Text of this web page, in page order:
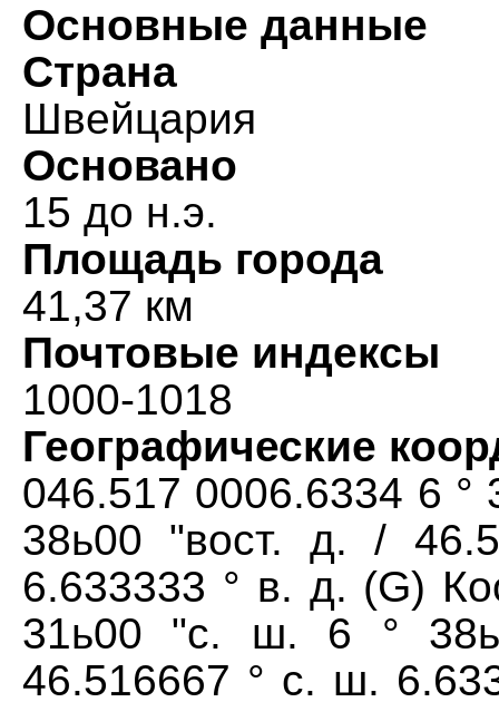
Основные данные
Страна
Швейцария
Основано
15 до н.э.
Площадь города
41,37 км
Почтовые индексы
1000-1018
Географические
046.517 0006.6334 6 °
38ь00 "вост. д. /
6.633333 ° в. д. (G)
31ь00 "с. ш. 6 °
46.516667 ° с. ш.